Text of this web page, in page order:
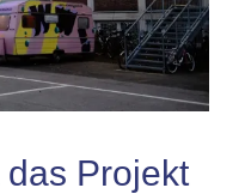
Projekt